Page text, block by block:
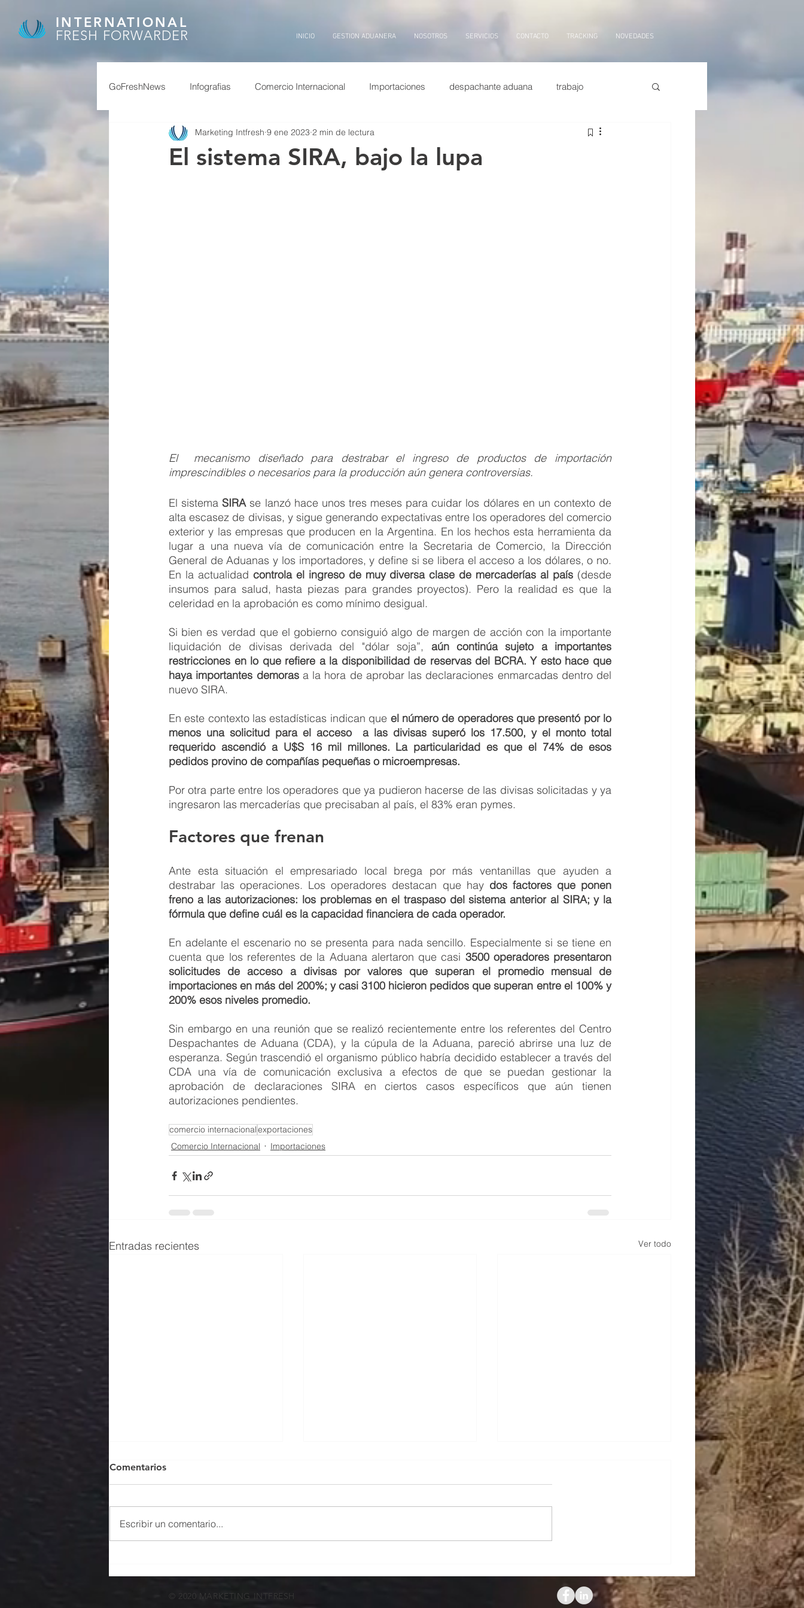
INTERNATIONAL
FRESH FORWARDER
INICIO GESTION ADUANERA NOSOTROS SERVICIOS CONTACTO TRACKING NOVEDADES
GoFreshNews Infografias Comercio Internacional Importaciones despachante aduana trabajo
covid, puertos china, covid puertos china Exportaciones
El sistema SIRA, bajo la lupa
Marketing Intfresh 9 ene 2023 2 min de lectura
El  mecanismo diseñado para destrabar el ingreso de productos de importación
imprescindibles o necesarios para la producción aún genera controversias.
El sistema SIRA se lanzó hace unos tres meses para cuidar los dólares en un contexto de
alta escasez de divisas, y sigue generando expectativas entre los operadores del comercio
exterior y las empresas que producen en la Argentina. En los hechos esta herramienta da
lugar a una nueva vía de comunicación entre la Secretaria de Comercio, la Dirección
General de Aduanas y los importadores, y define si se libera el acceso a los dólares, o no.
En la actualidad controla el ingreso de muy diversa clase de mercaderías al país (desde
insumos para salud, hasta piezas para grandes proyectos). Pero la realidad es que la
celeridad en la aprobación es como mínimo desigual.
Si bien es verdad que el gobierno consiguió algo de margen de acción con la importante
liquidación de divisas derivada del "dólar soja”, aún continúa sujeto a importantes
restricciones en lo que refiere a la disponibilidad de reservas del BCRA. Y esto hace que
haya importantes demoras a la hora de aprobar las declaraciones enmarcadas dentro del
nuevo SIRA.
En este contexto las estadísticas indican que el número de operadores que presentó por lo
menos una solicitud para el acceso  a las divisas superó los 17.500, y el monto total
requerido ascendió a U$S 16 mil millones. La particularidad es que el 74% de esos
pedidos provino de compañías pequeñas o microempresas.
Por otra parte entre los operadores que ya pudieron hacerse de las divisas solicitadas y ya
ingresaron las mercaderías que precisaban al país, el 83% eran pymes.
Factores que frenan
Ante esta situación el empresariado local brega por más ventanillas que ayuden a
destrabar las operaciones. Los operadores destacan que hay dos factores que ponen
freno a las autorizaciones: los problemas en el traspaso del sistema anterior al SIRA; y la
fórmula que define cuál es la capacidad financiera de cada operador.
En adelante el escenario no se presenta para nada sencillo. Especialmente si se tiene en
cuenta que los referentes de la Aduana alertaron que casi 3500 operadores presentaron
solicitudes de acceso a divisas por valores que superan el promedio mensual de
importaciones en más del 200%; y casi 3100 hicieron pedidos que superan entre el 100% y
200% esos niveles promedio.
Sin embargo en una reunión que se realizó recientemente entre los referentes del Centro
Despachantes de Aduana (CDA), y la cúpula de la Aduana, pareció abrirse una luz de
esperanza. Según trascendió el organismo público habría decidido establecer a través del
CDA una vía de comunicación exclusiva a efectos de que se puedan gestionar la
aprobación de declaraciones SIRA en ciertos casos específicos que aún tienen
autorizaciones pendientes.
comercio internacionalexportaciones
Comercio Internacional
Importaciones
Entradas recientes Ver todo
empresas deben hacer su
importación: apuntan a
economía argentina a nivel
Comentarios
Escribir un comentario...
© 2020 MARKETING INTFRESH